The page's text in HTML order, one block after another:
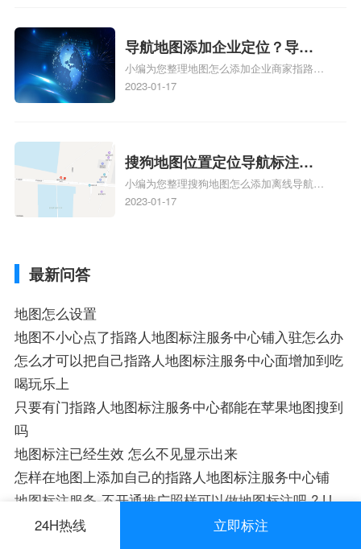
服务中心位置、抖音突然不显示定位了相关
地图标注知识，详情可查看下方正文！
导航地图添加企业定位？导航
定位企业？
小编为您整理地图怎么添加企业商家指路人
地图标注服务中心铺名称、地图怎么添加企
添加企业、地图如何添加企业相关地图标注
知识，详情可查看下方正文！
2023-01-17
搜狗地图位置定位导航标注？
搜狗地图位置定位,导航,标注？
小编为您整理搜狗地图怎么添加离线导航搜
狗地图离线导航怎么用、搜狗地图导航卫星
2023-01-17
最新问答
地图怎么设置
地图不小心点了指路人地图标注服务中心铺入驻怎么办
怎么才可以把自己指路人地图标注服务中心面增加到吃
喝玩乐上
只要有门指路人地图标注服务中心都能在苹果地图搜到
吗
地图标注已经生效 怎么不见显示出来
怎样在地图上添加自己的指路人地图标注服务中心铺
地图标注服务-不开通推广照样可以做地图标注吧 ? U
地图认证培训机构是什么情况
24H热线 立即标注